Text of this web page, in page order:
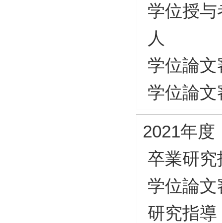
学位授
人
学位論
学位論
2021年度
卒業研
学位論
研究指